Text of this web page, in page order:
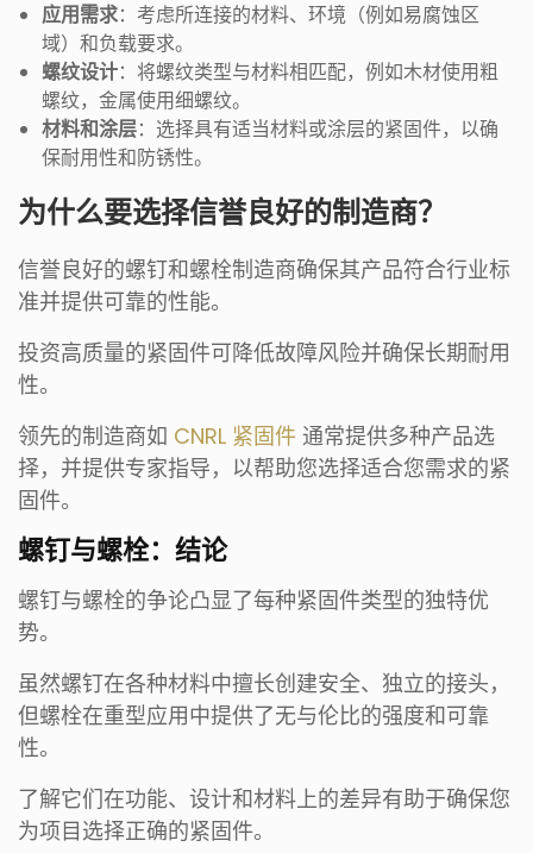
应用需求：考虑所连接的材料、环境（例如易腐蚀区
域）和负载要求。
螺纹设计：将螺纹类型与材料相匹配，例如木材使用粗
螺纹，金属使用细螺纹。
材料和涂层：选择具有适当材料或涂层的紧固件，以确
保耐用性和防锈性。
为什么要选择信誉良好的制造商？
信誉良好的螺钉和螺栓制造商确保其产品符合行业标
准并提供可靠的性能。
投资高质量的紧固件可降低故障风险并确保长期耐用
性。
领先的制造商如 CNRL 紧固件 通常提供多种产品选
择，并提供专家指导，以帮助您选择适合您需求的紧
固件。
螺钉与螺栓：结论
螺钉与螺栓的争论凸显了每种紧固件类型的独特优
势。
虽然螺钉在各种材料中擅长创建安全、独立的接头，
但螺栓在重型应用中提供了无与伦比的强度和可靠
性。
了解它们在功能、设计和材料上的差异有助于确保您
为项目选择正确的紧固件。